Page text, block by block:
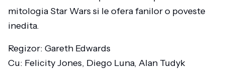
mitologia Star Wars si le ofera fanilor o poveste
inedita.
Regizor: Gareth Edwards
Cu: Felicity Jones, Diego Luna, Alan Tudyk